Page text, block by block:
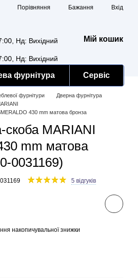
Порівняння Бажання Вхід
Нд: Вихідний
Нд: Вихідний
Мій кошик
фурнітура Сервіс
фурнітури
Дверна фурнітура
430 mm матова бронза
скоба MARIANI
mm матова
0031169)
5 відгуків
накопичувальної знижки